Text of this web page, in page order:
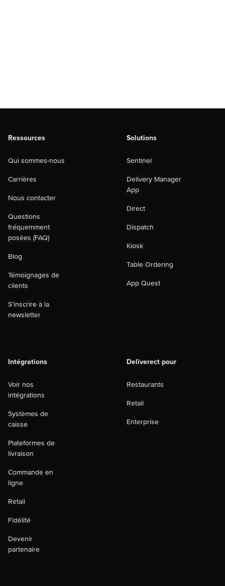
Ressources
Qui sommes-nous
Carrières
Nous contacter
Questions
fréquemment
posées (FAQ)
Blog
Témoignages de
clients
S’inscrire à la
newsletter
Solutions
Sentinel
Delivery Manager
App
Direct
Dispatch
Kiosk
Table Ordering
App Quest
Intégrations
Voir nos
intégrations
Systèmes de
caisse
Plateformes de
livraison
Commande en
ligne
Retail
Fidélité
Devenir
partenaire
Deliverect pour
Restaurants
Retail
Enterprise